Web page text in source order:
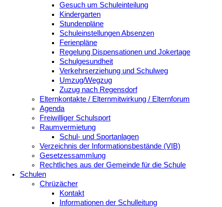
Gesuch um Schuleinteilung
Kindergarten
Stundenpläne
Schuleinstellungen Absenzen
Ferienpläne
Regelung Dispensationen und Jokertage
Schulgesundheit
Verkehrserziehung und Schulweg
Umzug/Wegzug
Zuzug nach Regensdorf
Elternkontakte / Elternmitwirkung / Elternforum
Agenda
Freiwilliger Schulsport
Raumvermietung
Schul- und Sportanlagen
Verzeichnis der Informationsbestände (VIB)
Gesetzessammlung
Rechtliches aus der Gemeinde für die Schule
Schulen
Chrüzächer
Kontakt
Informationen der Schulleitung